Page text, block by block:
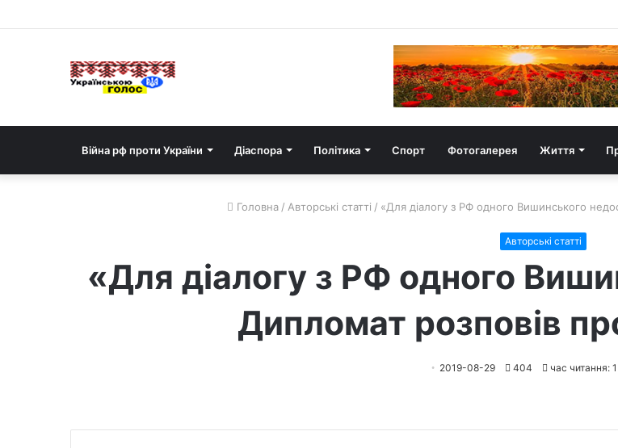
Війна рф проти України Діаспора Політика Спорт Фотогалерея Життя
Головна / Авторські статті / «Для діалогу з РФ одного Вишинського
Авторські статті
«Для діалогу з РФ одного
Дипломат розповів
2019-08-29 404 час читання: